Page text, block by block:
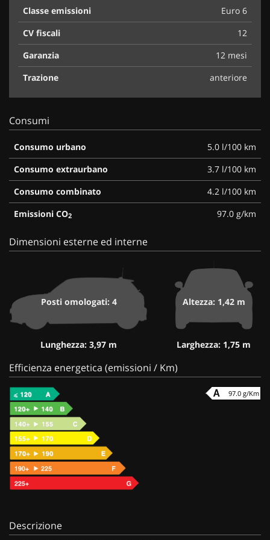
Classe emissioni
Euro 6
CV fiscali
12
Garanzia
12 mesi
Trazione
anteriore
Consumi
Consumo urbano
5.0 l/100 km
Consumo extraurbano
3.7 l/100 km
Consumo combinato
4.2 l/100 km
Emissioni CO2 97.0 g/km
Dimensioni esterne ed interne
Posti omologati: 4
Lunghezza: 3,97 m
Altezza: 1,42 m
Larghezza: 1,75 m
Efficienza energetica (emissioni / Km)
97.0 g/Km
Descrizione